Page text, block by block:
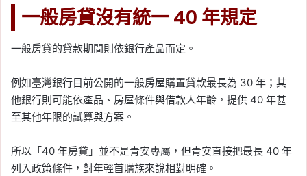
一般房貸沒有統一 40 年規定
一般房貸的貸款期間則依銀行產品而定。
例如臺灣銀行目前公開的一般房屋購置貸款最長為 30 年；其
他銀行則可能依產品、房屋條件與借款人年齡，提供 40 年甚
至其他年限的試算與方案。
所以「40 年房貸」並不是青安專屬，但青安直接把最長 40 年
列入政策條件，對年輕首購族來說相對明確。